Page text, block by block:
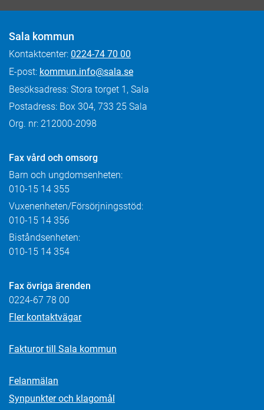
Sala kommun
Kontaktcenter: 0224-74 70 00
E-post: kommun.info@sala.se
Besöksadress: Stora torget 1, Sala
Postadress: Box 304, 733 25 Sala
Org. nr: 212000-2098
Fax vård och omsorg
Barn och ungdomsenheten:
010-15 14 355
Vuxenenheten/Försörjningsstöd:
010-15 14 356
Biståndsenheten:
010-15 14 354
Fax övriga ärenden
0224-67 78 00
Fler kontaktvägar
Fakturor till Sala kommun
Felanmälan
Synpunkter och klagomål